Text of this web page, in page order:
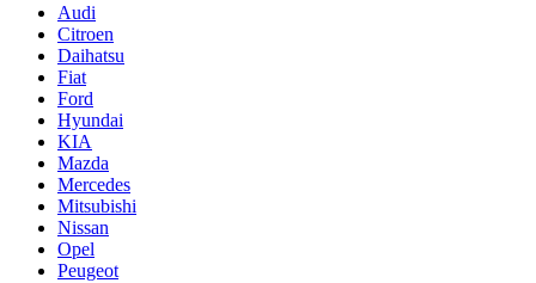
Audi
Citroen
Daihatsu
Fiat
Ford
Hyundai
KIA
Mazda
Mercedes
Mitsubishi
Nissan
Opel
Peugeot